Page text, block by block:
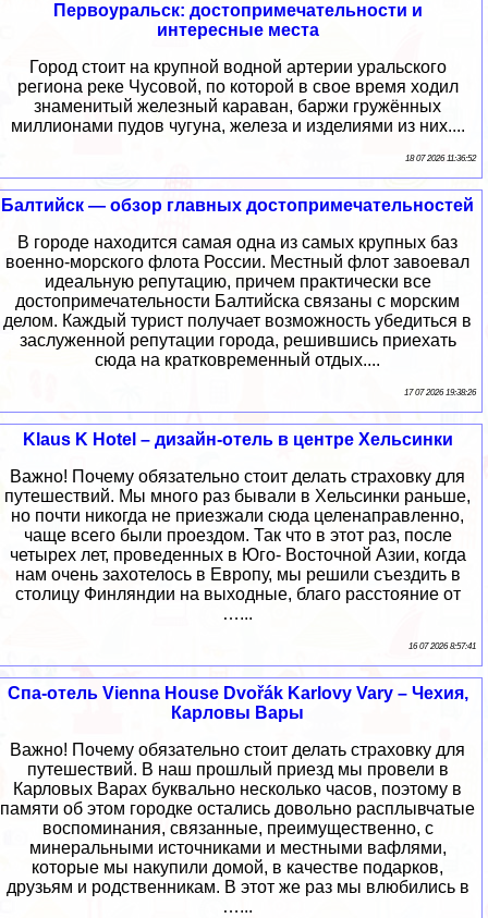
Первоуральск: достопримечательности и
интересные места
Город стоит на крупной водной артерии уральского
региона реке Чусовой, по которой в свое время ходил
знаменитый железный караван, баржи гружённых
миллионами пудов чугуна, железа и изделиями из них....
18 07 2026 11:36:52
Балтийск — обзор главных достопримечательностей
В городе находится самая одна из самых крупных баз
военно-морского флота России. Местный флот завоевал
идеальную репутацию, причем практически все
достопримечательности Балтийска связаны с морским
делом. Каждый турист получает возможность убедиться в
заслуженной репутации города, решившись приехать
сюда на кратковременный отдых....
17 07 2026 19:38:26
Klaus K Hotel – дизайн-отель в центре Хельсинки
Важно! Почему обязательно стоит делать страховку для
путешествий. Мы много раз бывали в Хельсинки раньше,
но почти никогда не приезжали сюда целенаправленно,
чаще всего были проездом. Так что в этот раз, после
четырех лет, проведенных в Юго- Восточной Азии, когда
нам очень захотелось в Европу, мы решили съездить в
столицу Финляндии на выходные, благо расстояние от
…...
16 07 2026 8:57:41
Спа-отель Vienna House Dvořák Karlovy Vary – Чехия,
Карловы Вары
Важно! Почему обязательно стоит делать страховку для
путешествий. В наш прошлый приезд мы провели в
Карловых Варах буквально несколько часов, поэтому в
памяти об этом городке остались довольно расплывчатые
воспоминания, связанные, преимущественно, с
минеральными источниками и местными вафлями,
которые мы накупили домой, в качестве подарков,
друзьям и родственникам. В этот же раз мы влюбились в
…...